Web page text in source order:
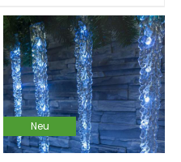
Neu